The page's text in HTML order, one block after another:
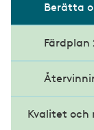
Säkra
Berätta
Kvalitet och